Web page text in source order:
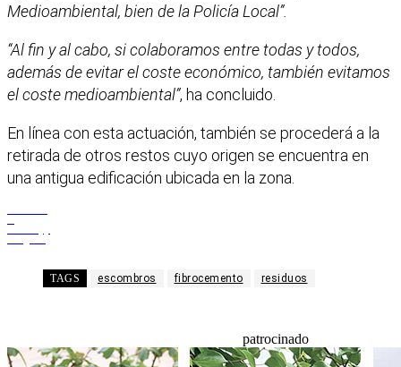
Medioambiental, bien de la Policía Local”.
“Al fin y al cabo, si colaboramos entre todas y todos,
además de evitar el coste económico, también evitamos
el coste medioambiental”, ha concluido.
En línea con esta actuación, también se procederá a la
retirada de otros restos cuyo origen se encuentra en
una antigua edificación ubicada en la zona.
TAGS escombros fibrocemento residuos
patrocinado